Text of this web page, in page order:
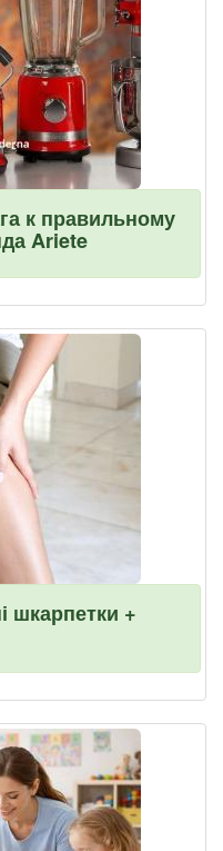
к правильному
Ariete
шкарпетки +